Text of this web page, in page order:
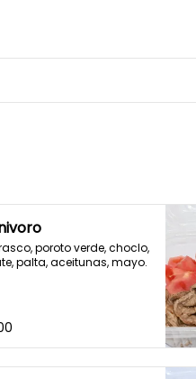
poroto verde, choclo,
palta, aceitunas, mayo.